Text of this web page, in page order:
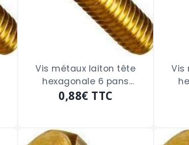
Vis métaux laiton tête
hexagonale 6 pans
filetage total de 4 x 16
0,88€ TTC
Vis